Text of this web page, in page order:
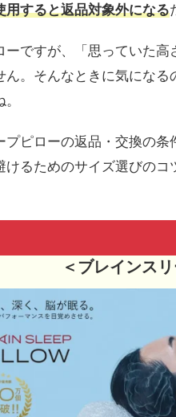
用すると返品対象外になる
ですが、「思っていた高
ん。そんなときに気にな
プピローの返品・交換の
けるためのサイズ選びの
＜ブレインス